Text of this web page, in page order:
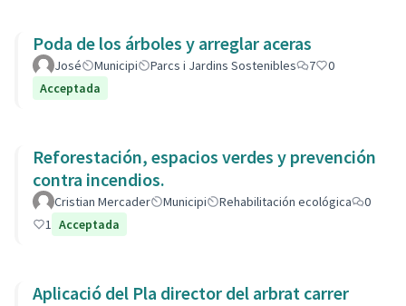
Poda de los árboles y arreglar aceras
José Municipi Parcs i Jardins Sostenibles 7
0
Acceptada
Reforestación, espacios verdes y prevención
contra incendios.
Cristian Mercader Municipi Rehabilitación ecológica
0
1 Acceptada
Aplicació del Pla director del arbrat carrer